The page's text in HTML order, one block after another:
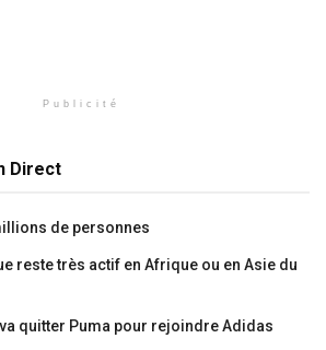
Publicité
Direct
de personnes
reste très actif en Afrique ou en Asie du
quitter Puma pour rejoindre Adidas